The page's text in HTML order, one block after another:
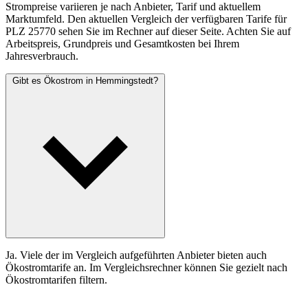
Strompreise variieren je nach Anbieter, Tarif und aktuellem
Marktumfeld. Den aktuellen Vergleich der verfügbaren Tarife für
PLZ 25770 sehen Sie im Rechner auf dieser Seite. Achten Sie auf
Arbeitspreis, Grundpreis und Gesamtkosten bei Ihrem
Jahresverbrauch.
Gibt es Ökostrom in Hemmingstedt?
Ja. Viele der im Vergleich aufgeführten Anbieter bieten auch
Ökostromtarife an. Im Vergleichsrechner können Sie gezielt nach
Ökostromtarifen filtern.